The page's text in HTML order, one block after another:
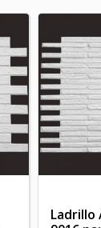
Ladrillo